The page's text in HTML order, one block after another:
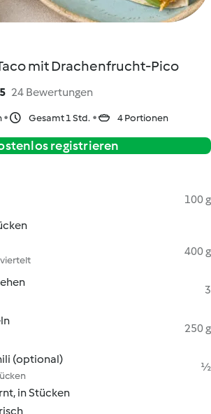
mit Drachenfrucht-Pico
24 Bewertungen
Gesamt 1 Std. 4 Portionen
registrieren
100 g
400 g
3
250 g
(optional)
½
in Stücken